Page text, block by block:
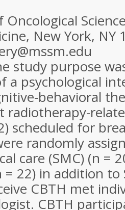
New York, NY
study purpose
a psychological
behavioral
radiotherapy-
scheduled for
randomly
care (SMC) (n =
22) in addition to
CBTH met
CBTH